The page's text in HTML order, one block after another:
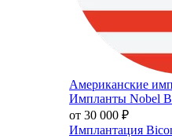
Американские
Импланты Nobel
от 30 000 ₽
Имплантация